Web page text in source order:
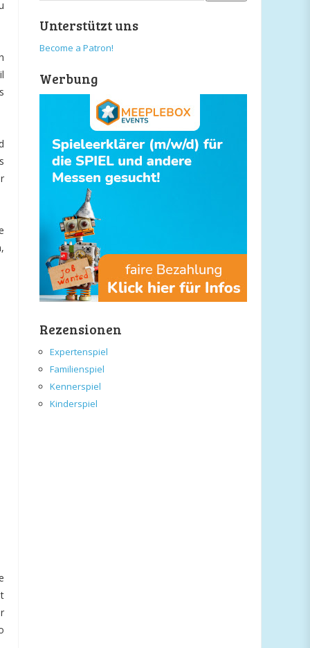
Unterstützt uns
Become a Patron!
Werbung
Rezensionen
Expertenspiel
Familienspiel
Kennerspiel
Kinderspiel